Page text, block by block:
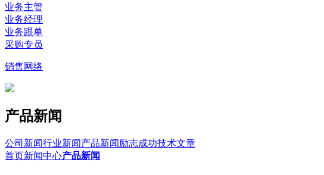
业务主管
业务经理
业务跟单
采购专员
销售网络
产品新闻
公司新闻行业新闻产品新闻励志成功技术文章
首页新闻中心产品新闻